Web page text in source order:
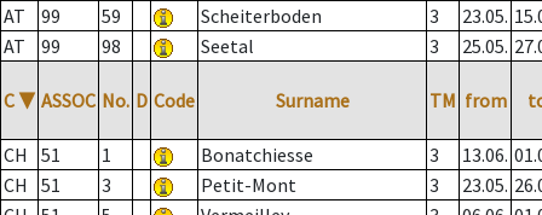
AT
99 59 Scheiterboden 3 23.05.
AT
99 98 Seetal 3 25.05.
C ▼ ASSOC No. D Code Surname TM from
CH 51 1 Bonatchiesse 3 13.06.
CH
51 3 Petit-Mont 3 23.05.